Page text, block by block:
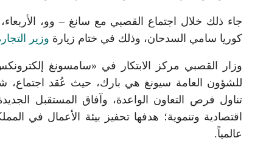
جاء ذلك خلال اجتماع القصبي مع سانغ – وو،
كوريا سامي السدحان، وذلك في ختام زيارة وزير
وزار القصبي مركز الابتكار في «سامسونغ
للشؤون العامة سيونغ هي بارك، حيث عُقد اجتماع،
اقتصادية وتنموية؛ هدفها تحفيز بيئة الأعمال في
عالمياً.